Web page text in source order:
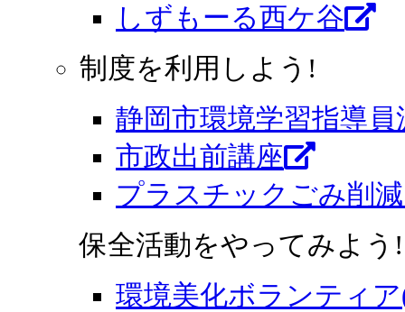
しずもーる⻄ケ谷
制度を利用しよう!
静岡市環境学習指導員
市政出前講座
プラスチックごみ削
保全活動をやってみよう!
環境美化ボランティ